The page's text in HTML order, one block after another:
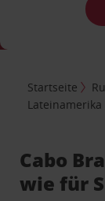
Startseite
Lateinamerika
Cabo
wie für